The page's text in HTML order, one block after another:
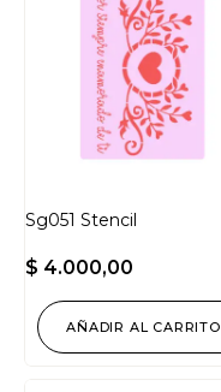
Sg051 Stencil
$ 4.000,00
AÑADIR AL CARRITO